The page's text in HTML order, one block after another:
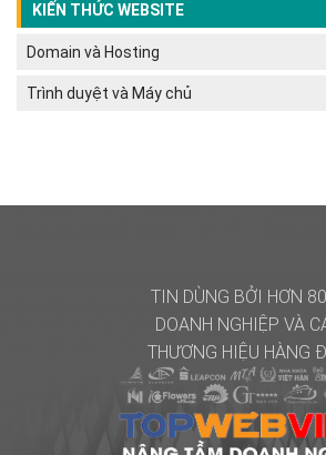
KIẾN THỨC WEBSITE
Domain và Hosting
Trình duyệt và Máy chủ
TIN DÙNG BỞI HƠN
DOANH NGHIỆP VÀ
THƯƠNG HIỆU HÀNG